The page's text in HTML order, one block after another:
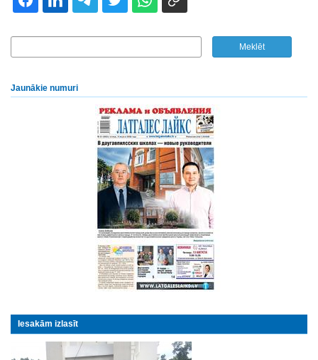
Jaunākie numuri
Iesakām izlasīt